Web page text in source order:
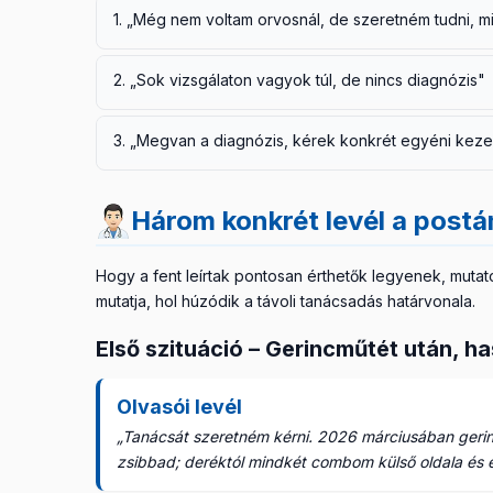
1. „Még nem voltam orvosnál, de szeretném tudni,
kívánságot – a kivizsgálás hosszú, a várólisták
esetben elfedhet egy súlyosabb állapotot, sőt akár
Mit tudok ilyenkor mondani? Annyit, hogy
melyik
szabadulsz meg a kivizsgálástól – de talán
2. „Sok vizsgálaton vagyok túl, de nincs diagnózis"
Általában mély frusztrációval érkezik a levél:
lehetősége, a beszélgetés ideje, a célzott további
Mit tudok mégis tenni? Elmondani, hogy milyen
3. „Megvan a diagnózis, kérek konkrét egyéni
mondjam meg, melyik készüléket vegye meg,
Fontos, hogy érts:
figyelj különösen.
Egyéni napi protokollt azonban nem írok távolról
kezelőorvosod, terapeutád.
Három konkrét levél a
Hogy a fent leírtak pontosan érthetők legyenek,
mutatja, hol húzódik a távoli tanácsadás határvonala.
Első szituáció – Gerincműtét után,
Olvasói levél
„Tanácsát szeretném kérni. 2026 márciusában
zsibbad; deréktól mindkét combom külső oldala